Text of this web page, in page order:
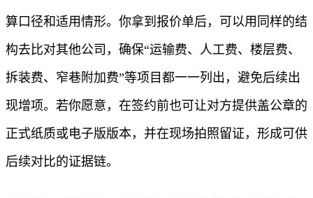
算口径和适用情形。你拿到报价单后，可以用同样的结
构去比对其他公司，确保“运输费、人工费、楼层费、
拆装费、窄巷附加费”等项目都一一列出，避免后续出
现增项。若你愿意，在签约前也可让对方提供盖公章的
正式纸质或电子版版本，并在现场拍照留证，形成可供
后续对比的证据链。